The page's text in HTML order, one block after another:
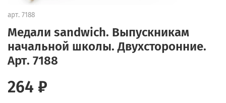
арт. 7188
Медали sandwich. Выпускникам
начальной школы. Двухсторонние.
Арт. 7188
264 ₽